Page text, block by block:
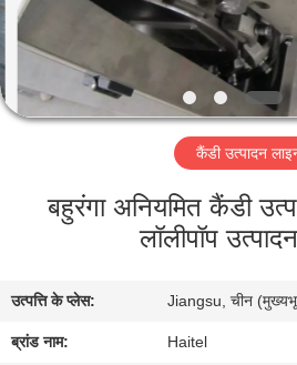
हमारे
बारे
में
भ्रमण
नियंत्रण
कैंडी उत्पादन
बहुरंगा अनियमित कैंडी
लॉलीपॉप
उत्पत्ति के प्लेस: Jiangsu, चीन
ब्रांड नाम: Haitel